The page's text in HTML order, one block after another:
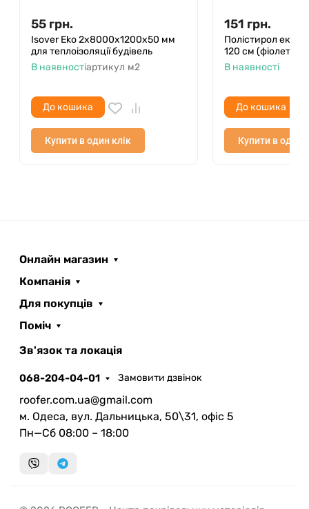
55 грн.
Isover Eko 2x8000х1200х50 мм
для теплоізоляції будівель
В наявностіартикул м2
До кошика
Купити в один клік
151 грн.
Полістирол ек.
120 см (фіолет) 8
В наявності
До кошика
Купити в один
Онлайн магазин
Компанія
Для покупців
Поміч
Зв'язок та локація
068-204-04-01 Замовити дзвінок
roofer.com.ua@gmail.com
м. Одеса, вул. Дальницька, 50\31, офіс 5
Пн—Сб 08:00 – 18:00
AI помічник